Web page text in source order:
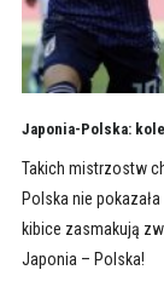
Japonia-Polska:
Takich mistrzostw
Polska nie
kibice zasmakują
Japonia – Polska!